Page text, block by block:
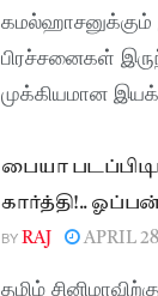
பிரச்சனைகள்
முக்கியமான
பையா
கார்த்தி!..
BY RAJ APRIL
தமிழ்